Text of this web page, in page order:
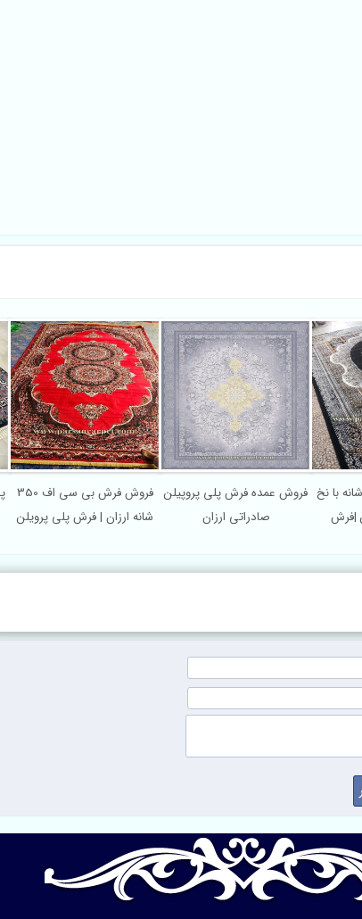
فروش فرش بی سی اف 350
شانه ارزان | فرش پلی پرویلن
فروش عمده فرش پلی پروپیلن
صادراتی ارزان
تولید فرش 440 شانه با نخ pp